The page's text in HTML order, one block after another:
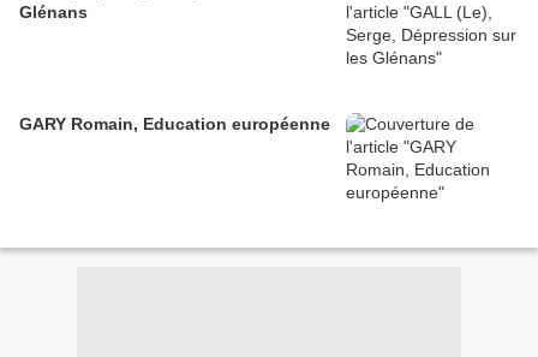
Glénans
GARY Romain, Education européenne